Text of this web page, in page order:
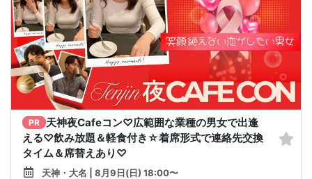
PR
天神夜Cafeコン♡広範囲な業種の男女で出逢
える♡飲み放題＆軽食付き☆着席形式で連絡先交換
タイム＆席替えあり♡
天神・大名 | 8月9日(日) 18:00〜